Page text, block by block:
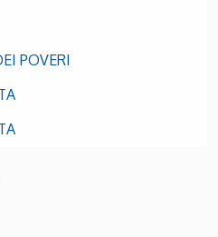
POVERI